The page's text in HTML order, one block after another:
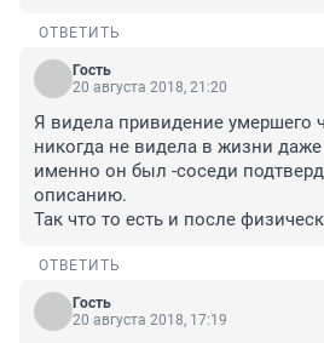
ОТВЕТИТЬ
Гость
20 августа 2018, 21:20
Я видела привидение умершего
никогда не видела в жизни
именно он был -соседи
описанию.
Так что то есть и после
ОТВЕТИТЬ
Гость
20 августа 2018, 17:19